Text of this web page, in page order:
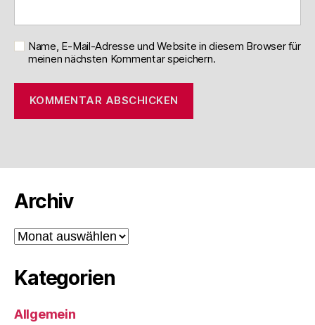
Name, E-Mail-Adresse und Website in diesem Browser für
meinen nächsten Kommentar speichern.
Archiv
Archiv
Kategorien
Allgemein